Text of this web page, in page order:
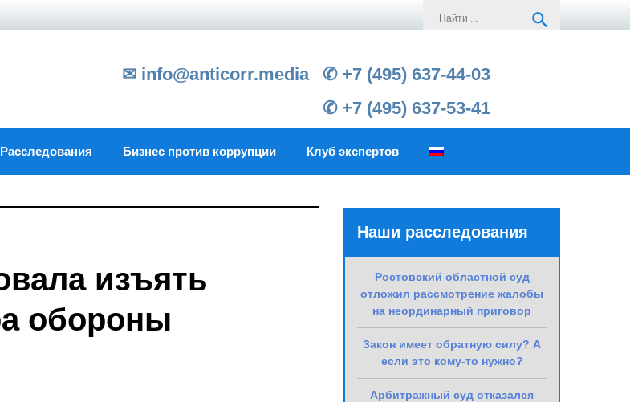
search
✉ info@anticorr.media
✆ +7 (495) 637-44-03
✆ +7 (495) 637-53-41
Расследования Бизнес против коррупции Клуб экспертов
изъять
обороны
Наши расследования
Ростовский областной суд
отложил рассмотрение жалобы
на неординарный приговор
Закон имеет обратную силу? А
если это кому-то нужно?
Арбитражный суд отказался